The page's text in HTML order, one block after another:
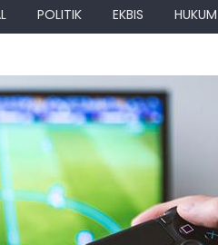
POLITIK EKBIS HUKUM